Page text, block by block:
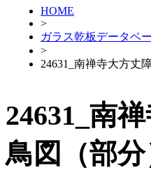
HOME
>
ガラス乾板データベ
>
24631_南禅寺大方丈
24631_南
鳥図（部分